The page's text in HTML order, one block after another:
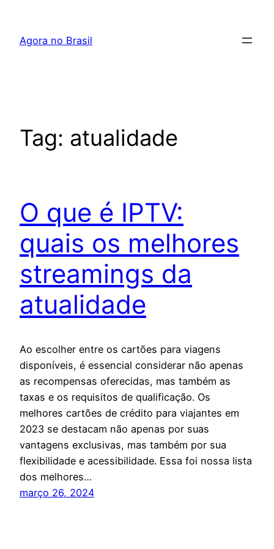
Agora no Brasil
Tag: atualidade
O que é IPTV:
quais os melhores
streamings da
atualidade
Ao escolher entre os cartões para viagens
disponíveis, é essencial considerar não apenas
as recompensas oferecidas, mas também as
taxas e os requisitos de qualificação. Os
melhores cartões de crédito para viajantes em
2023 se destacam não apenas por suas
vantagens exclusivas, mas também por sua
flexibilidade e acessibilidade. Essa foi nossa lista
dos melhores…
março 26, 2024